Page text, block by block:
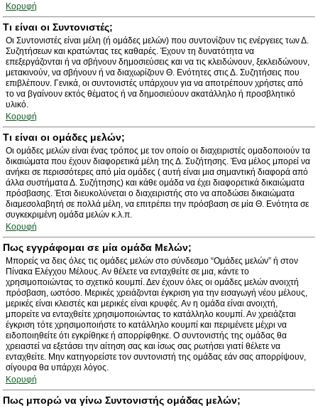
Κορυφή
Τι είναι οι Συντονιστές;
Οι Συντονιστές είναι μέλη (ή ομάδες μελών) που συντονίζουν τις ενέργειες των Δ.
Συζητήσεων και κρατώντας τες καθαρές. Έχουν τη δυνατότητα να
επεξεργάζονται ή να σβήνουν δημοσιεύσεις και να τις κλειδώνουν, ξεκλειδώνουν,
μετακινούν, να σβήνουν ή να διαχωρίζουν Θ. Ενότητες στις Δ. Συζητήσεις που
επιβλέπουν. Γενικά, οι συντονιστές υπάρχουν για να αποτρέπουν χρήστες από
το να βγαίνουν εκτός θέματος ή να δημοσιεύουν ακατάλληλο ή προσβλητικό
υλικό.
Κορυφή
Τι είναι οι ομάδες μελών;
Οι ομάδες μελών είναι ένας τρόπος με τον οποίο οι διαχειριστές ομαδοποιούν τα
δικαιώματα που έχουν διαφορετικά μέλη της Δ. Συζήτησης. Ένα μέλος μπορεί να
ανήκει σε περισσότερες από μία ομάδες ( αυτή είναι μια σημαντική διαφορά από
άλλα συστήματα Δ. Συζήτησης) και κάθε ομάδα να έχει διαφορετικά δικαιώματα
πρόσβασης. Έτσι διευκολύνεται ο διαχειριστής στο να αποδώσει δικαιώματα
διαμεσολαβητή σε πολλά μέλη, να επιτρέπει την πρόσβαση σε μία Θ. Ενότητα σε
συγκεκριμένη ομάδα μελών κ.λ.π.
Κορυφή
Πως εγγράφομαι σε μία ομάδα Μελών;
Μπορείς να δεις όλες τις ομάδες μελών στο σύνδεσμο “Ομάδες μελών” ή στον
Πίνακα Ελέγχου Μέλους. Αν θέλετε να ενταχθείτε σε μια, κάντε το
χρησιμοποιώντας το σχετικό κουμπί. Δεν έχουν όλες οι ομάδες μελών ανοιχτή
πρόσβαση, ωστόσο. Μερικές χρειάζονται έγκριση για την εισαγωγή νέου μέλους,
μερικές είναι κλειστές και μερικές είναι κρυφές. Αν η ομάδα είναι ανοιχτή,
μπορείτε να ενταχθείτε χρησιμοποιώντας το κατάλληλο κουμπί. Αν χρειάζεται
έγκριση τότε χρησιμοποιήστε το κατάλληλο κουμπί και περιμένετε μέχρι να
ειδοποιηθείτε ότι εγκρίθηκε ή απορρίφθηκε. Ο συντονιστής της ομάδας θα
χρειαστεί να εξετάσει την αίτηση σας και ίσως σας ρωτήσει γιατί θέλετε να
ενταχθείτε. Μην κατηγορείστε τον συντονιστή της ομάδας εάν σας απορρίψουν,
σίγουρα θα υπάρχει λόγος.
Κορυφή
Πως μπορώ να γίνω Συντονιστής ομάδας μελών;